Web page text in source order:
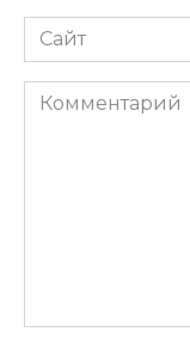
Сайт
Комментарий